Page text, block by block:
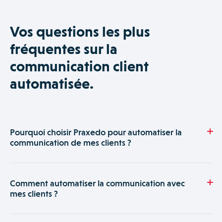
Vos questions les plus
fréquentes sur la
communication client
automatisée.
Pourquoi choisir Praxedo pour automatiser la
communication de mes clients ?
administratifs. Son module de communication automatise
l’envoi de messages à vos clients : date d’intervention,
Comment automatiser la communication avec
mes clients ?